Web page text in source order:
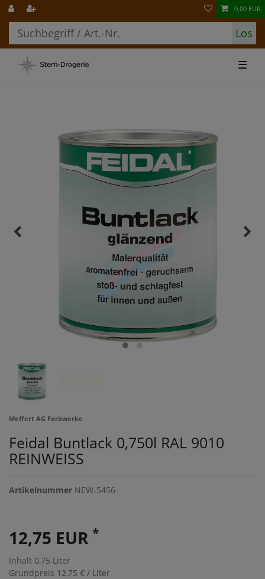
Los
0,00 EUR
☰
Meffert AG Farbwerke
Feidal Buntlack 0,750l RAL 9010
REINWEISS
Artikelnummer NEW-5456
12,75 EUR *
Inhalt 0,75 Liter
Grundpreis 12,75 € / Liter